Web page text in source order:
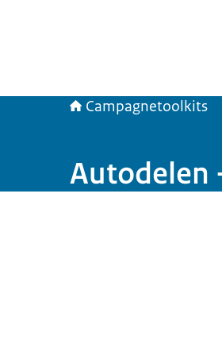
Campagnetoolkits
Autodelen